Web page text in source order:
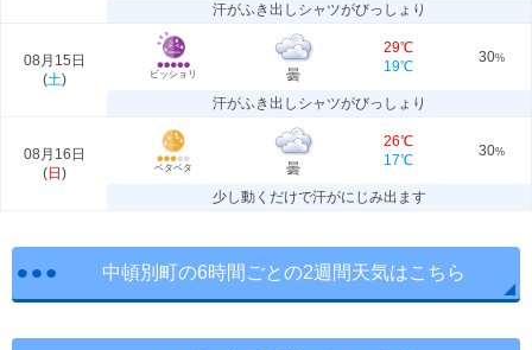
汗がふき出しシャツがびっしょり
08月15日
(土) ビッショリ 曇
29℃
19℃
30%
汗がふき出しシャツがびっしょり
08月16日
(日 ) ベタベタ 曇
26℃
17℃
30%
少し動くだけで汗がにじみ出ます
中頓別町の6時間ごとの2週間天気はこちら